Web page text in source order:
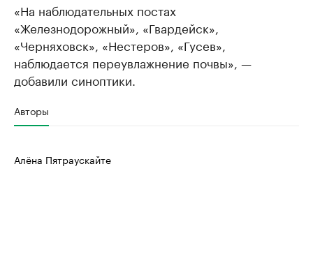
«На наблюдательных постах
«Железнодорожный», «Гвардейск»,
«Черняховск», «Нестеров», «Гусев»,
наблюдается переувлажнение почвы», —
добавили синоптики.
Авторы
Алёна Пятраускайте